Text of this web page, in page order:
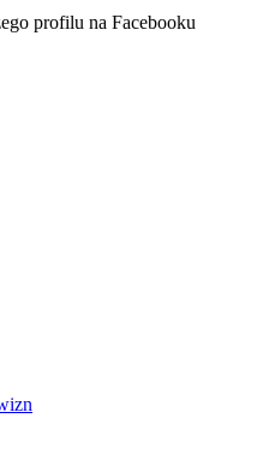
karcie
profilu na Facebooku